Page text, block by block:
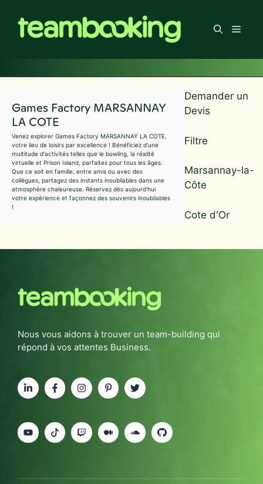
contenu
Menu
Games Factory MARSANNAY
LA COTE
Venez explorer Games Factory MARSANNAY LA COTE,
votre lieu de loisirs par excellence ! Bénéficiez d'une
multitude d'activités telles que le bowling, la réalité
virtuelle et Prison Island, parfaites pour tous les âges.
Que ce soit en famille, entre amis ou avec des
collègues, partagez des instants inoubliables dans une
atmosphère chaleureuse. Réservez dès aujourd'hui
votre expérience et façonnez des souvenirs inoubliables
!
Demander un
Devis
Filtre
Marsannay-la-
Côte
Cote d'Or
Nous vous aidons à trouver un team-building qui
répond à vos attentes Business.